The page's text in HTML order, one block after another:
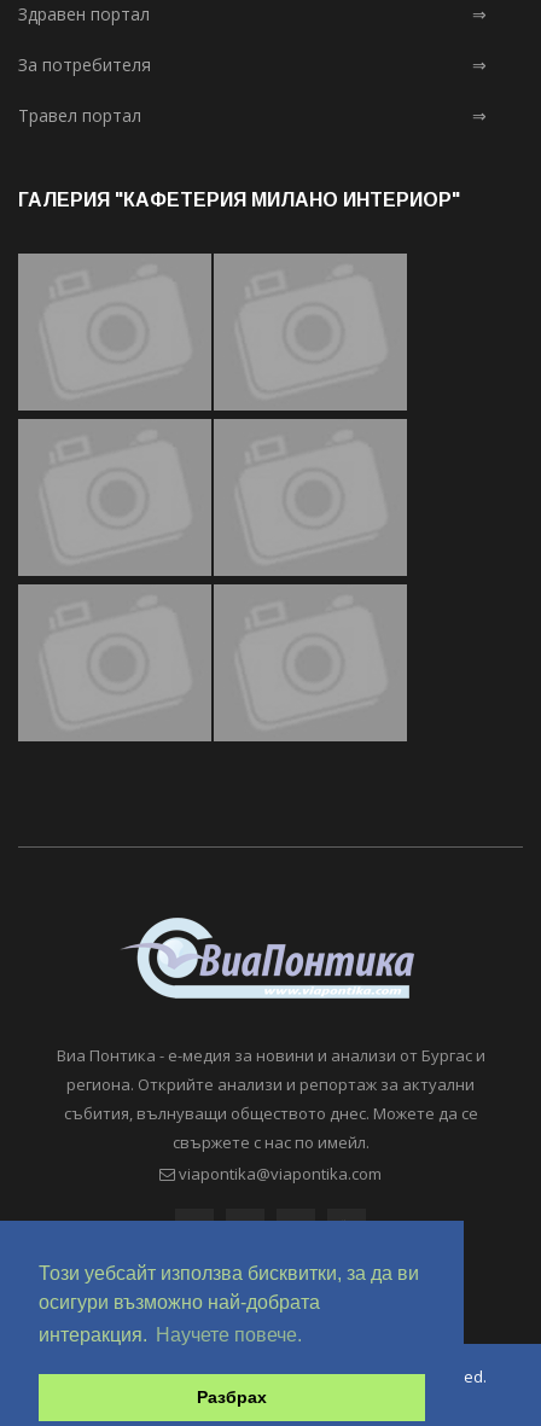
Този уебсайт използва бисквитки, за да ви
осигури възможно най-добрата
интеракция.
Научете повече.
Разбрах
Здравен портал ⇒
За потребителя ⇒
Травел портал ⇒
ГАЛЕРИЯ "КАФЕТЕРИЯ МИЛАНО ИНТЕРИОР"
Виа Понтика - е-медия за новини и анализи от Бургас и
региона. Открийте анализи и репортаж за актуални
събития, вълнуващи обществото днес. Можете да се
свържете с нас по имейл.
viapontika@viapontika.com
Copyright © 2018-2024 ViaPontika.com. All Rights Reserved.
Development @ OverHertz Ltd